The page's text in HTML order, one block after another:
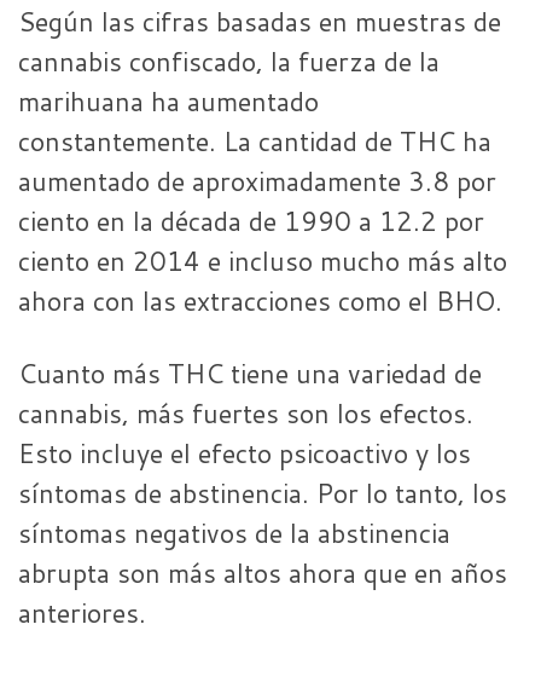
Según las cifras basadas en muestras de
cannabis confiscado, la fuerza de la
marihuana ha aumentado
constantemente. La cantidad de THC ha
aumentado de aproximadamente 3.8 por
ciento en la década de 1990 a 12.2 por
ciento en 2014 e incluso mucho más alto
ahora con las extracciones como el BHO.
Cuanto más THC tiene una variedad de
cannabis, más fuertes son los efectos.
Esto incluye el efecto psicoactivo y los
síntomas de abstinencia. Por lo tanto, los
síntomas negativos de la abstinencia
abrupta son más altos ahora que en años
anteriores.